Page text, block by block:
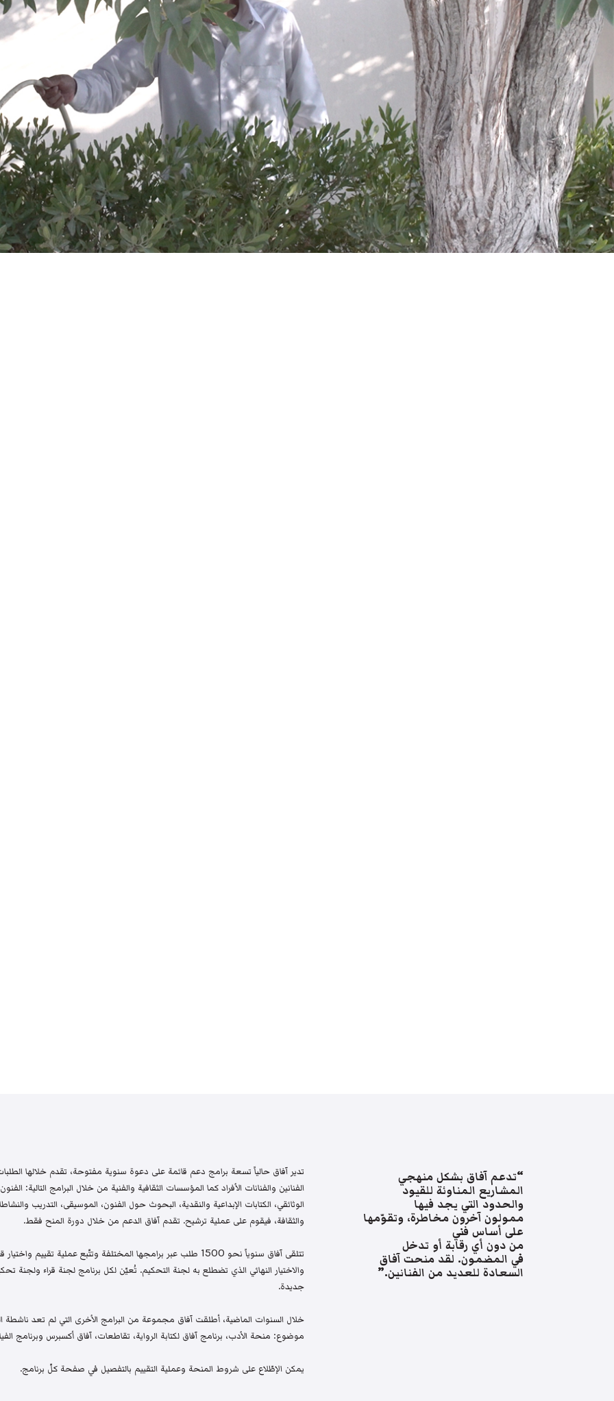
“تدعم آفاق بشكل منهجي
المشاريع المناوئة للقيود
والحدود التي يجد فيها
ممولون آخرون مخاطرة، وتقوّمها
على أساس فني
من دون أي رقابة أو تدخل
في المضمون. لقد منحت آفاق
السعادة للعديد من الفنانين.”
تدير آفاق حالياً تسعة برامج دعم قائمة على دعوة سنوية مفتوحة، تقدم خلالها
الفنانين والفنانات الأفراد كما المؤسسات الثقافية والفنية من خلال البرامج التالية:
الوثائقي، الكتابات الإبداعية والنقدية، البحوث حول الفنون، الموسيقى، التدريب
والثقافة، فيقوم على عملية ترشيح. تقدم آفاق الدعم من خلال دورة المنح فقط.
تتلقى آفاق سنوياً نحو 1500 طلب عبر برامجها المختلفة وتتّبع عملية
والاختيار النهائي الذي تضطلع به لجنة التحكيم. تُعيّن لكل برنامج لجنة قراء
جديدة.
خلال السنوات الماضية، أطلقت آفاق مجموعة من البرامج الأخرى التي لم تعد ناشطة
موضوع: منحة الأدب، برنامج آفاق لكتابة الرواية، تقاطعات، آفاق أكسبرس وبرنامج
يمكن الإطّلاع على شروط المنحة وعملية التقييم بالتفصيل في صفحة كلّ برنامج.